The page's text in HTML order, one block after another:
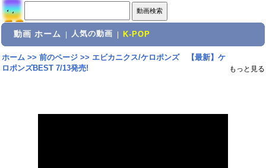
動画 ホーム 人気の動画 K-POP
ホーム>> 前のページ>> エビカニクス/ケロポンズ 【最新】ケ
ロポンズBEST 7/13発売!
もっと見る